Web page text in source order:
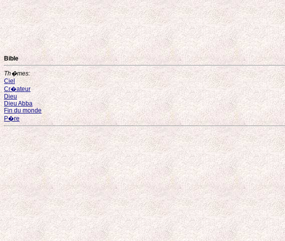
Bible
Th�mes:
Ciel
Cr�ateur
Dieu
Dieu Abba
Fin du monde
P�re